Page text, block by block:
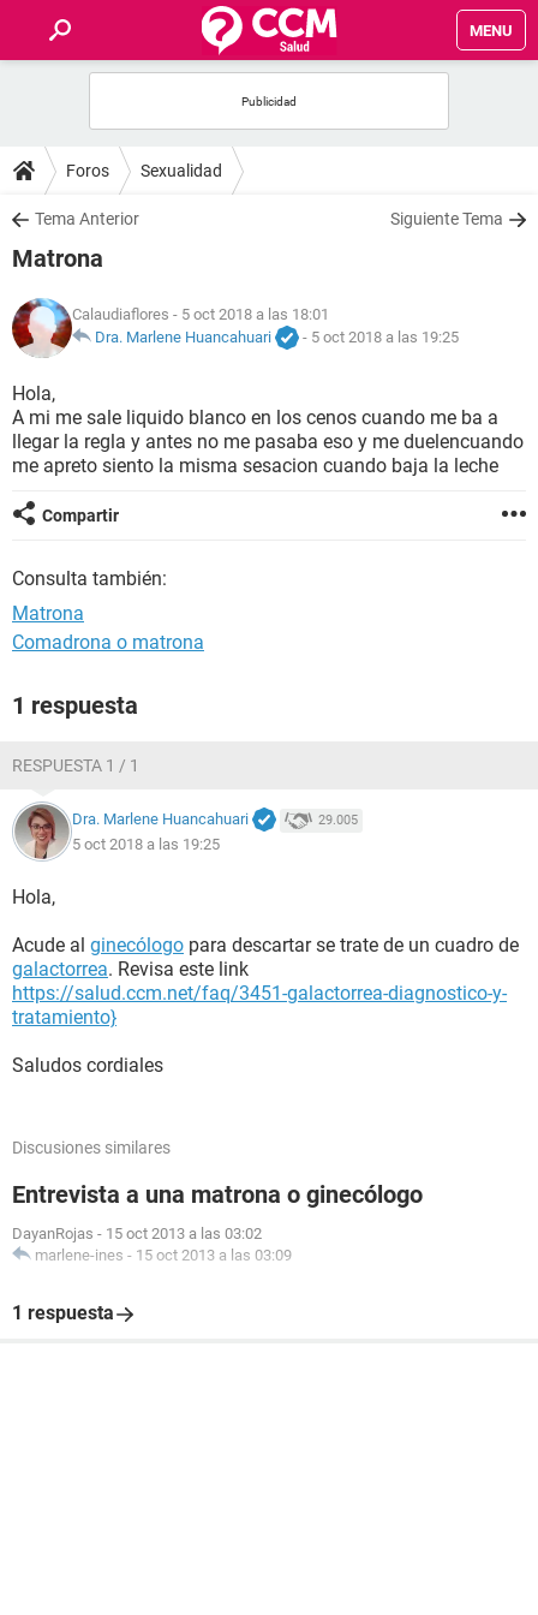
MENU
FOROS
SALUD
NUTRICIÓN
BIENESTAR
SEXUALIDAD
GLOSARIO
Foros Sexualidad
Tema Anterior Siguiente Tema
Matrona
Calaudiaflores - 5 oct 2018 a las 18:01
Dra. Marlene Huancahuari
- 5 oct 2018 a las 19:25
Hola,
A mi me sale liquido blanco en los cenos cuando me ba a
llegar la regla y antes no me pasaba eso y me duelencuando
me apreto siento la misma sesacion cuando baja la leche
Compartir
Consulta también:
Matrona
Comadrona o matrona
1 respuesta
RESPUESTA 1 / 1
Dra. Marlene Huancahuari 29.005
5 oct 2018 a las 19:25
Hola,
Acude al ginecólogo para descartar se trate de un cuadro de
galactorrea. Revisa este link
https://salud.ccm.net/faq/3451-galactorrea-diagnostico-y-
tratamiento}
Saludos cordiales
Discusiones similares
Entrevista a una matrona o ginecólogo
DayanRojas - 15 oct 2013 a las 03:02
marlene-ines - 15 oct 2013 a las 03:09
1 respuesta